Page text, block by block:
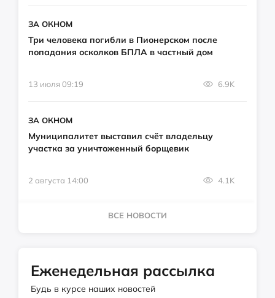
ЗА ОКНОМ
Три человека погибли в Пионерском после
попадания осколков БПЛА в частный дом
13 июля 09:19 6.9K
ЗА ОКНОМ
Муниципалитет выставил счёт владельцу
участка за уничтоженный борщевик
2 августа 14:00 4.1K
ВСЕ НОВОСТИ
Еженедельная рассылка
Будь в курсе наших новостей